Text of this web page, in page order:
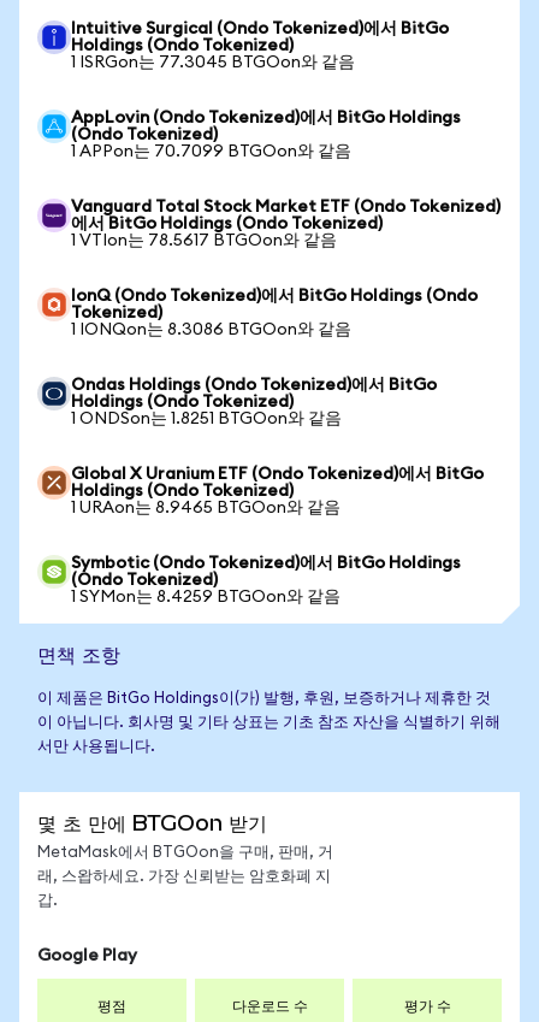
Intuitive Surgical (Ondo Tokenized)에서 BitGo
Holdings (Ondo Tokenized)
1 ISRGon는 77.3045 BTGOon와 같음
AppLovin (Ondo Tokenized)에서 BitGo Holdings
(Ondo Tokenized)
1 APPon는 70.7099 BTGOon와 같음
Vanguard Total Stock Market ETF (Ondo Tokenized)
에서 BitGo Holdings (Ondo Tokenized)
1 VTIon는 78.5617 BTGOon와 같음
IonQ (Ondo Tokenized)에서 BitGo Holdings (Ondo
Tokenized)
1 IONQon는 8.3086 BTGOon와 같음
Ondas Holdings (Ondo Tokenized)에서 BitGo
Holdings (Ondo Tokenized)
1 ONDSon는 1.8251 BTGOon와 같음
Global X Uranium ETF (Ondo Tokenized)에서 BitGo
Holdings (Ondo Tokenized)
1 URAon는 8.9465 BTGOon와 같음
Symbotic (Ondo Tokenized)에서 BitGo Holdings
(Ondo Tokenized)
1 SYMon는 8.4259 BTGOon와 같음
면책 조항
이 제품은 BitGo Holdings이(가) 발행, 후원, 보증하거나 제휴한 것
이 아닙니다. 회사명 및 기타 상표는 기초 참조 자산을 식별하기 위해
서만 사용됩니다.
몇 초 만에 BTGOon 받기
MetaMask에서 BTGOon을 구매, 판매, 거
래, 스왑하세요. 가장 신뢰받는 암호화폐 지
갑.
Google Play
평점 다운로드 수 평가 수